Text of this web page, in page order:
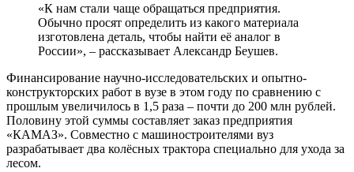
«К нам стали чаще обращаться предприятия.
Обычно просят определить из какого материала
изготовлена деталь, чтобы найти её аналог в
России», – рассказывает Александр Беушев.
Финансирование научно-исследовательских и опытно-
конструкторских работ в вузе в этом году по сравнению с
прошлым увеличилось в 1,5 раза – почти до 200 млн рублей.
Половину этой суммы составляет заказ предприятия
«КАМАЗ». Совместно с машиностроителями вуз
разрабатывает два колёсных трактора специально для ухода за
лесом.